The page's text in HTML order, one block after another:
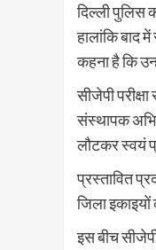
दिल्ली पुलिस
हालांकि बाद
कहना है कि
सीजेपी
संस्थापक
लौटकर स्वयं
प्रस्तावित
जिला
इस बीच